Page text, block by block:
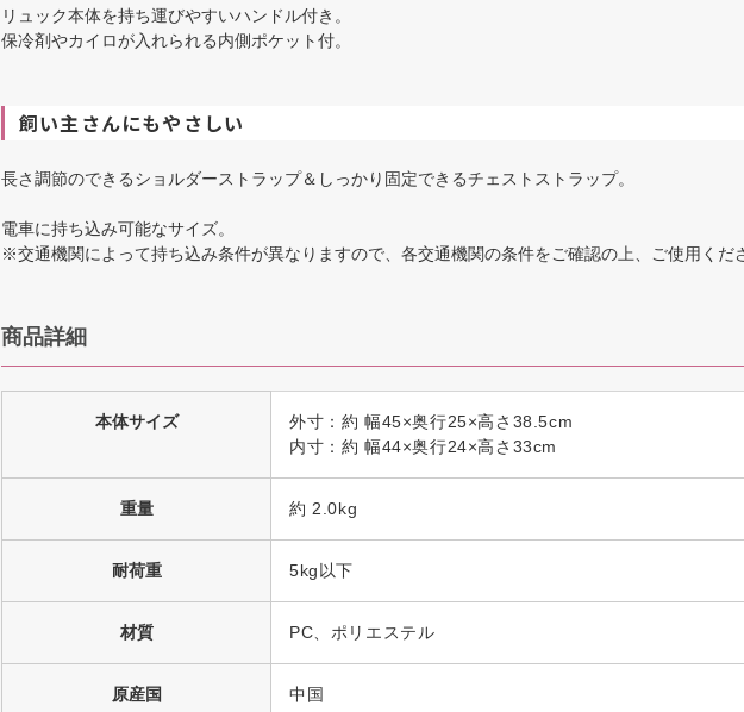
リュック本体を持ち運びやすいハンドル付き。
保冷剤やカイロが入れられる内側ポケット付。
飼い主さんにもやさしい
長さ調節のできるショルダーストラップ＆しっかり固定できるチェストストラップ。
電車に持ち込み可能なサイズ。
※交通機関によって持ち込み条件が異なりますので、各交通機関の条件をご確認の上、ご使用くだ
商品詳細
本体サイズ
外寸：約 幅45×奥行25×高さ38.5cm
内寸：約 幅44×奥行24×高さ33cm
重量 約 2.0kg
耐荷重 5kg以下
材質 PC、ポリエステル
原産国 中国